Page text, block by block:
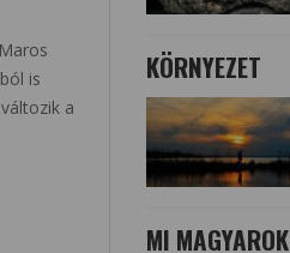
is
a
KÖRNYEZET
MI MAGYAROK